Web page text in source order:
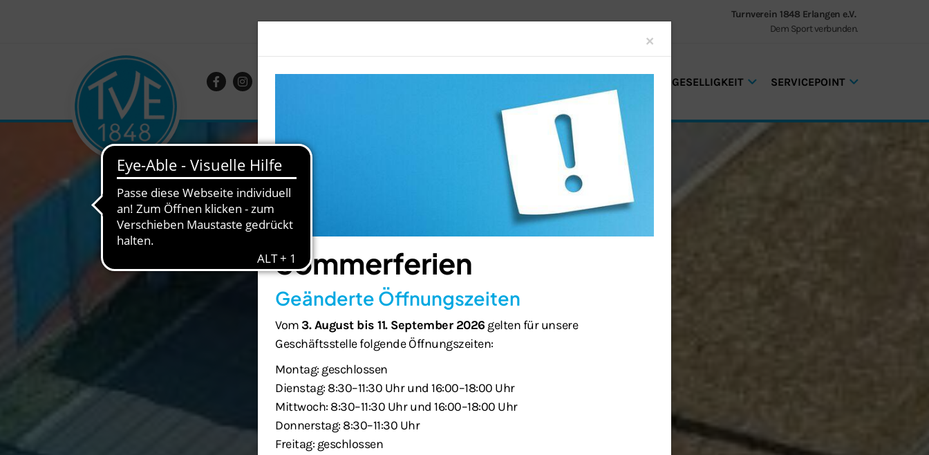
Turnverein 1848 Erlangen e.V.
Dem Sport verbunden.
VERANSTALTUNGEN UND GESELLIGKEIT SERVICEPOINT
×
Sommerferien
Geänderte Öffnungszeiten
Vom3. August bis 11. September 2026 gelten für unsere
Geschäftsstelle folgende Öffnungszeiten:
Montag: geschlossen
Dienstag: 8:30–11:30 Uhr und 16:00–18:00 Uhr
Mittwoch: 8:30–11:30 Uhr und 16:00–18:00 Uhr
Donnerstag: 8:30–11:30 Uhr
Freitag: geschlossen